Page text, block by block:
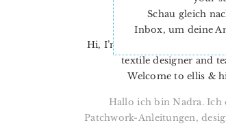
Hi, I’m Nadra. I’m a quilt
textile designer and
Welcome to ellis &
Hallo ich bin Nadra. Ich
Patchwork-Anleitungen,
Schau gleich
Inbox, um deine